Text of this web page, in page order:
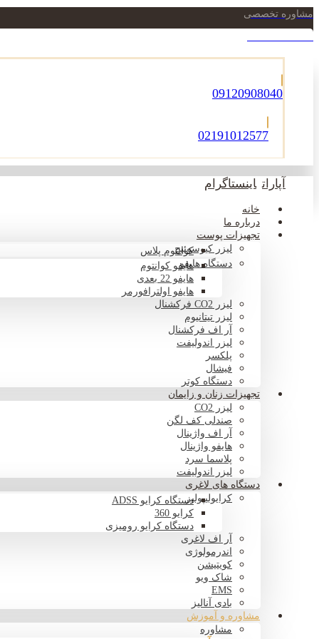
مشاوره تخصصی
09120908040
02191012577
آپارات اینستاگرام
خانه
درباره ما
تجهیزات پوست
لیزر کیوسوئیچکوانتوم پلاس
دستگاه هایفوهایفو کوانتوم
هایفو 22 بعدی
هایفو اولترافورمر
لیزر CO2 فرکشنال
لیزر تیتانیوم
آر اف فرکشنال
لیزر اندولیفت
پلکسر
فیشال
دستگاه کوتر
تجهیزات زنان و زایمان
لیزر CO2
صندلی کف لگن
آر اف واژینال
هایفو واژینال
پلاسما سرد
لیزر اندولیفت
دستگاه های لاغری
کرایولیپولیزدستگاه کرایو ADSS
کرایو 360
دستگاه کرایو رومیزی
آر اف لاغری
اندرمولوژی
کویتیشن
شاک ویو
EMS
بادی آنالیز
مشاوره و آموزش
مشاوره